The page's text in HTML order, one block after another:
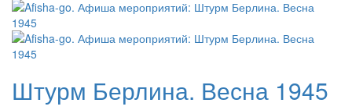
Штурм Берлина. Весна 1945